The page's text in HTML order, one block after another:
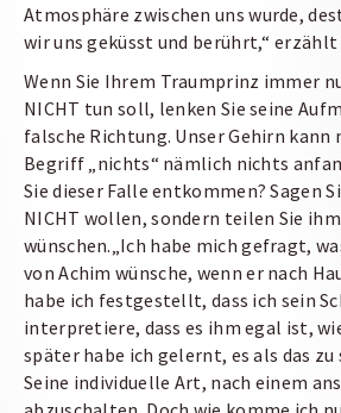
Atmosphäre zwischen uns wurde,
wir uns geküsst und berührt,“ erzählt
Wenn Sie Ihrem Traumprinz immer
NICHT tun soll, lenken Sie seine
falsche Richtung. Unser Gehirn
Begriff „nichts“ nämlich nichts
Sie dieser Falle entkommen? Sagen
NICHT wollen, sondern teilen Sie
wünschen. „Ich habe mich gefragt,
von Achim wünsche, wenn er nach
habe ich festgestellt, dass ich sein
interpretiere, dass es ihm egal ist,
später habe ich gelernt, es als das zu
Seine individuelle Art, nach einem